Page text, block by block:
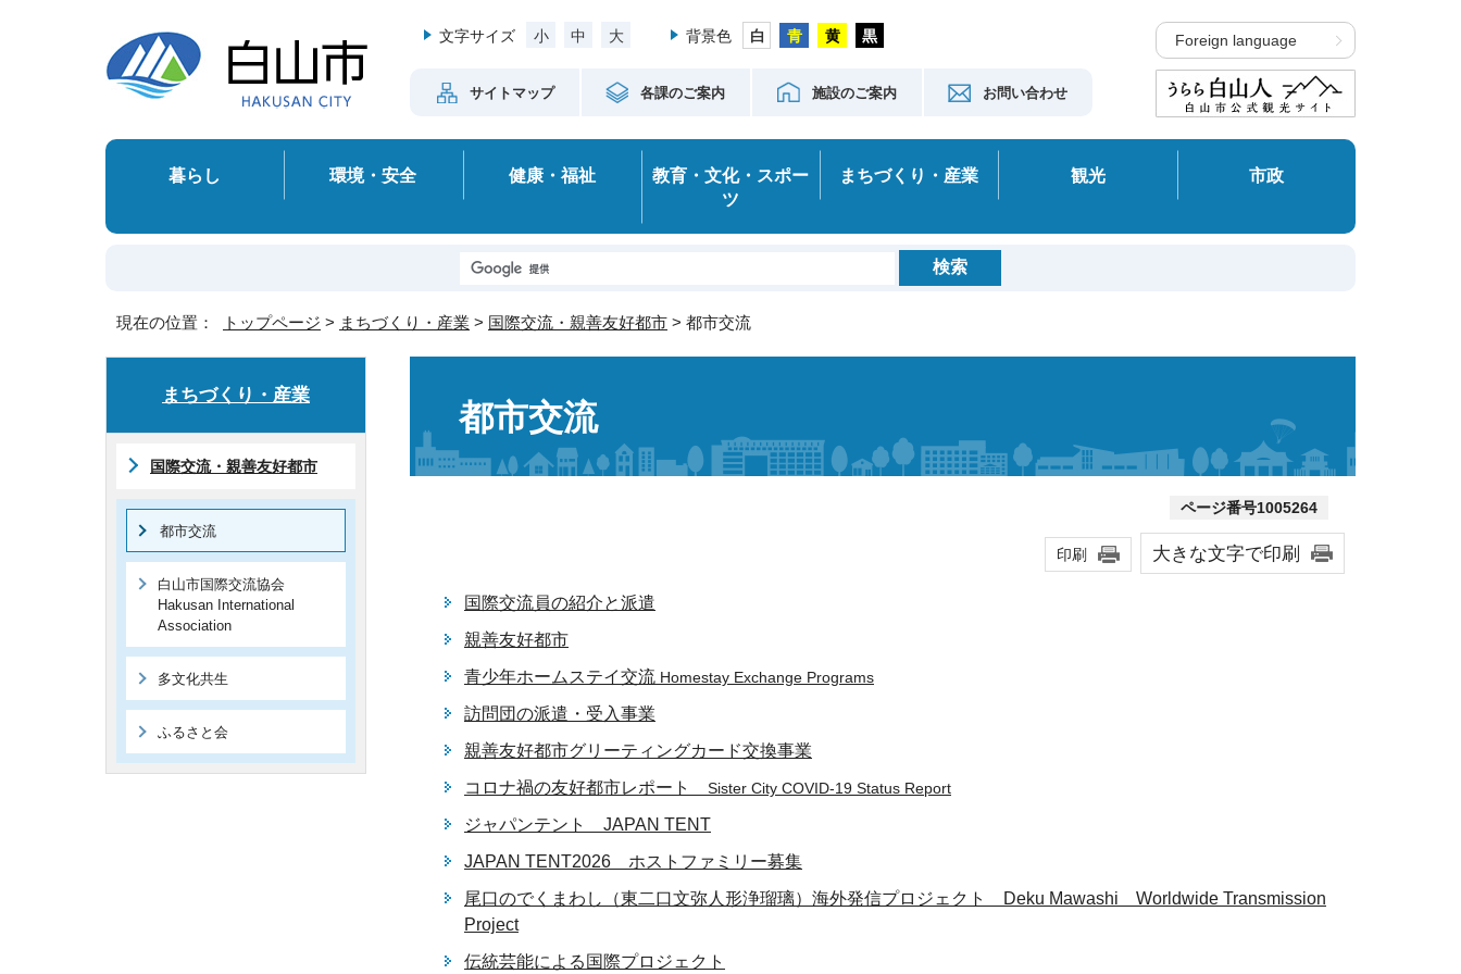
文字サイズ 小 中 大 背景色
サイトマップ 各課のご案内 施設のご案内 お問い合わせ
Foreign language
暮らし 環境・安全 健康・福祉
教育・文化・スポー
ツ
まちづくり・産業 観光 市政
現在の位置： トップページ > まちづくり・産業 > 国際交流・親善友好都市 > 都市交流
都市交流
ページ番号1005264
印刷 大きな文字で印刷
国際交流員の紹介と派遣
親善友好都市
青少年ホームステイ交流 Homestay Exchange Programs
訪問団の派遣・受入事業
親善友好都市グリーティングカード交換事業
コロナ禍の友好都市レポート Sister City COVID-19 Status Report
ジャパンテント JAPAN TENT
JAPAN TENT2026 ホストファミリー募集
尾口のでくまわし（東二口文弥人形浄瑠璃）海外発信プロジェクト Deku Mawashi Worldwide Transmission
Project
伝統芸能による国際プロジェクト
まちづくり・産業
国際交流・親善友好都市
都市交流
白山市国際交流協会
Hakusan International
Association
多文化共生
ふるさと会